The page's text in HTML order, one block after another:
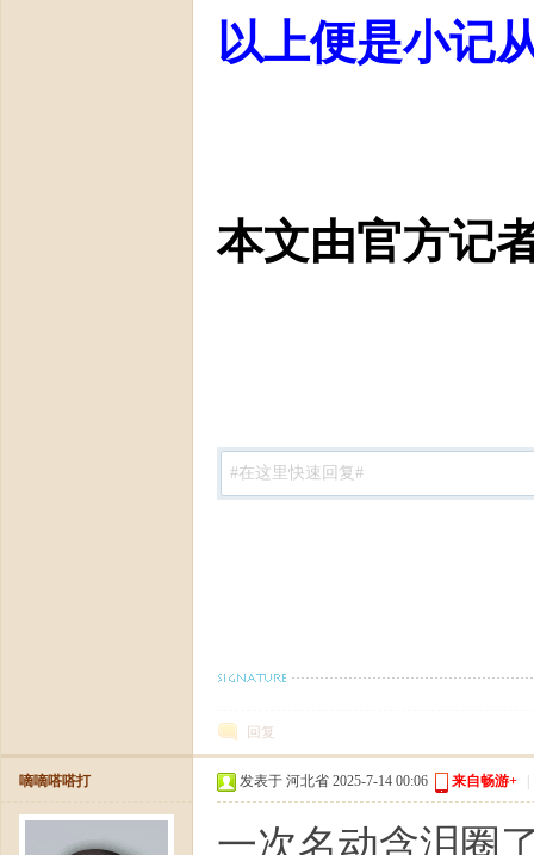
以上便是小记
本文由官方记
回复
嘀嘀嗒嗒打 发表于 河北省 2025-7-14 00:06 来自畅游+
一次名动含泪圈